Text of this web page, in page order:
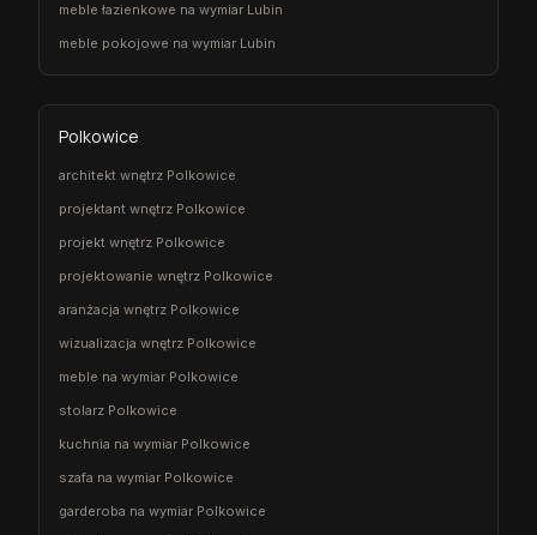
meble łazienkowe na wymiar Lubin
meble pokojowe na wymiar Lubin
Polkowice
architekt wnętrz Polkowice
projektant wnętrz Polkowice
projekt wnętrz Polkowice
projektowanie wnętrz Polkowice
aranżacja wnętrz Polkowice
wizualizacja wnętrz Polkowice
meble na wymiar Polkowice
stolarz Polkowice
kuchnia na wymiar Polkowice
szafa na wymiar Polkowice
garderoba na wymiar Polkowice